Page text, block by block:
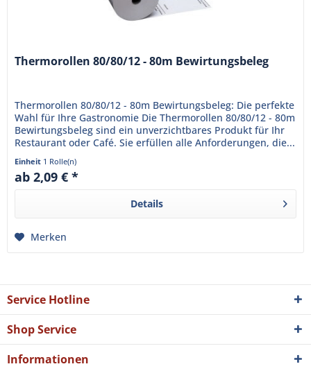
Thermorollen 80/80/12 - 80m Bewirtungsbeleg
Thermorollen 80/80/12 - 80m Bewirtungsbeleg: Die perfekte
Wahl für Ihre Gastronomie Die Thermorollen 80/80/12 - 80m
Bewirtungsbeleg sind ein unverzichtbares Produkt für Ihr
Restaurant oder Café. Sie erfüllen alle Anforderungen, die...
Einheit 1 Rolle(n)
ab 2,09 € *
Details
Merken
Service Hotline
Shop Service
Informationen